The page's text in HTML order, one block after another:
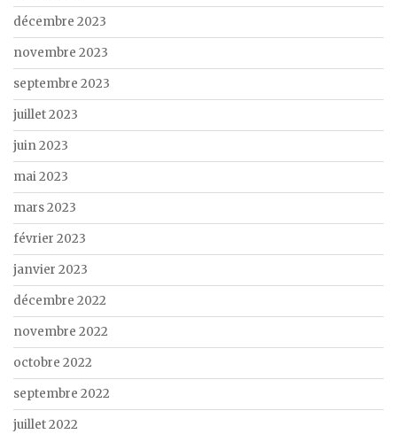
décembre 2023
novembre 2023
septembre 2023
juillet 2023
juin 2023
mai 2023
mars 2023
février 2023
janvier 2023
décembre 2022
novembre 2022
octobre 2022
septembre 2022
juillet 2022